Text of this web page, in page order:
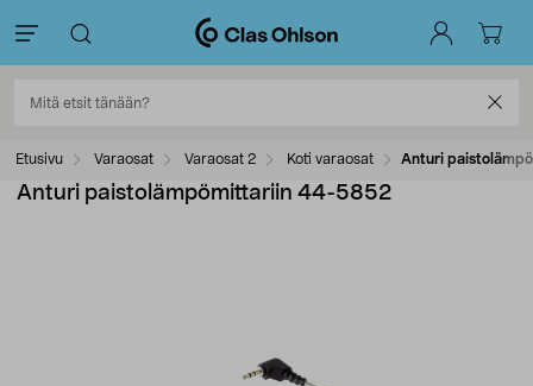
Etusivu Varaosat Varaosat 2 Koti varaosat Anturi
Anturi paistolämpömittariin 44-5852